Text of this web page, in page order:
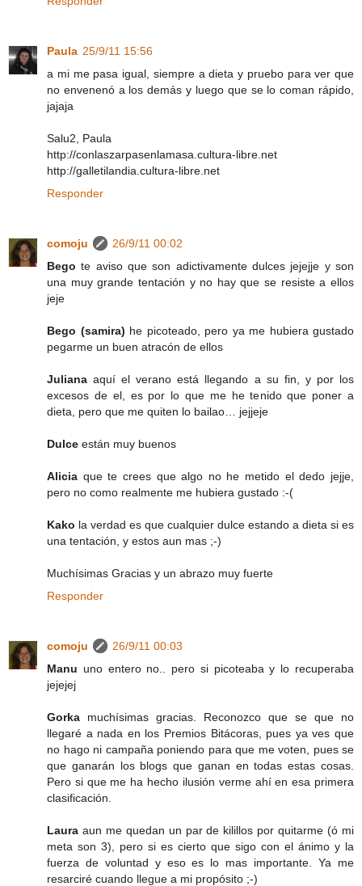
Paula 25/9/11 15:56
a mi me pasa igual, siempre a dieta y pruebo para ver que
no envenenó a los demás y luego que se lo coman rápido,
jajaja
Salu2, Paula
http://conlaszarpasenlamasa.cultura-libre.net
http://galletilandia.cultura-libre.net
Responder
comoju
26/9/11 00:02
Begote aviso que son adictivamente dulces jejejje y son
una muy grande tentación y no hay que se resiste a ellos
jeje
Bego (samira) he picoteado, pero ya me hubiera gustado
pegarme un buen atracón de ellos
Julianaaquí el verano está llegando a su fin, y por los
excesos de el, es por lo que me he tenido que poner a
dieta, pero que me quiten lo bailao… jejjeje
Dulce están muy buenos
Alicia que te crees que algo no he metido el dedo jejje,
pero no como realmente me hubiera gustado :-(
Kako la verdad es que cualquier dulce estando a dieta si es
una tentación, y estos aun mas ;-)
Muchísimas Gracias y un abrazo muy fuerte
Responder
comoju
26/9/11 00:03
Manu uno entero no.. pero si picoteaba y lo recuperaba
jejejej
Gorka muchísimas gracias. Reconozco que se que no
llegaré a nada en los Premios Bitácoras, pues ya ves que
no hago ni campaña poniendo para que me voten, pues se
que ganarán los blogs que ganan en todas estas cosas.
Pero si que me ha hecho ilusión verme ahí en esa primera
clasificación.
Laura aun me quedan un par de kilillos por quitarme (ó mi
meta son 3), pero si es cierto que sigo con el ánimo y la
fuerza de voluntad y eso es lo mas importante. Ya me
resarciré cuando llegue a mi propósito ;-)